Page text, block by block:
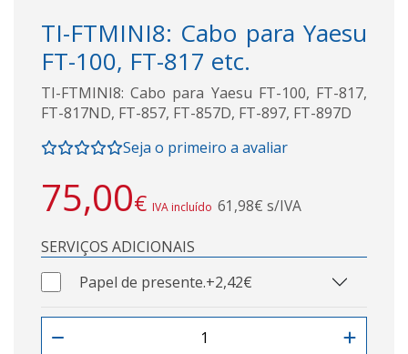
TI-FTMINI8: Cabo para Yaesu
FT-100, FT-817 etc.
TI-FTMINI8: Cabo para Yaesu FT-100, FT-817,
FT-817ND, FT-857, FT-857D, FT-897, FT-897D
Seja o primeiro a avaliar
75,00€ IVA incluído 61,98€ s/IVA
SERVIÇOS ADICIONAIS
Papel de presente.+2,42€